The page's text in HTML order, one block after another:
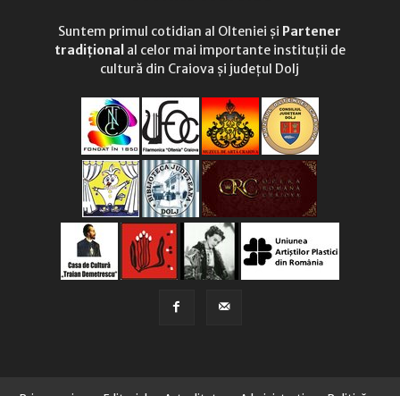
Suntem primul cotidian al Olteniei și Partener
tradițional al celor mai importante instituții de
cultură din Craiova și județul Dolj